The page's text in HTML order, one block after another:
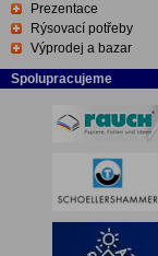
Prezentace
Rýsovací potřeby
Výprodej a bazar
Spolupracujeme